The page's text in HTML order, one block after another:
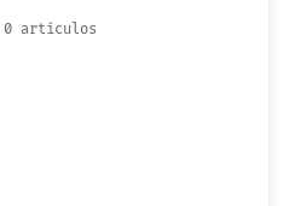
0 artículos